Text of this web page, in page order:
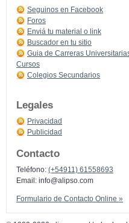
Seguinos en Facebook
Foros
Enviá tu material o link
Buscador en tu sitio
Guia de Carreras
Cursos
Colegios Secundarios
Legales
Privacidad
Publicidad
Contacto
Teléfono: (+54911) 61558693
Email: info@alipso.com
Formulario de Contacto Online »